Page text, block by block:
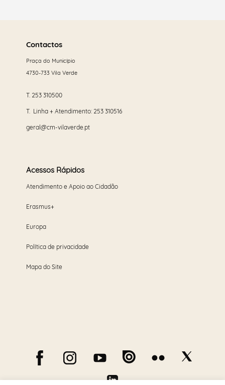
maisContactos
Praça do Município
4730-733 Vila Verde
T. 253 310500
T. Linha + Atendimento: 253 310516
geral@cm-vilaverde.pt
Acessos Rápidos
Atendimento e Apoio ao Cidadão
Erasmus+
Europa
Política de privacidade
Mapa do Site